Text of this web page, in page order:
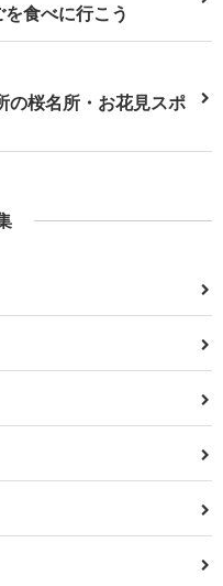
食べに行こう
の桜名所・お花見スポ